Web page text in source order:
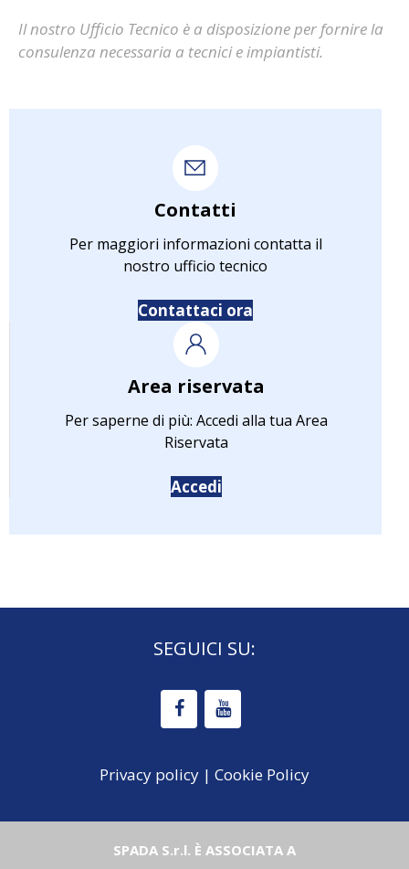
Il nostro Ufficio Tecnico è a disposizione per fornire la
consulenza necessaria a tecnici e impiantisti.
Contatti
Per maggiori informazioni contatta il
nostro ufficio tecnico
Contattaci ora
Area riservata
Per saperne di più: Accedi alla tua Area
Riservata
Accedi
SEGUICI SU:
Privacy policy | Cookie Policy
SPADA S.r.l. È ASSOCIATA A